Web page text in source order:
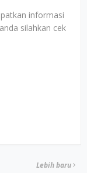
informasi
silahkan cek
Lebih baru